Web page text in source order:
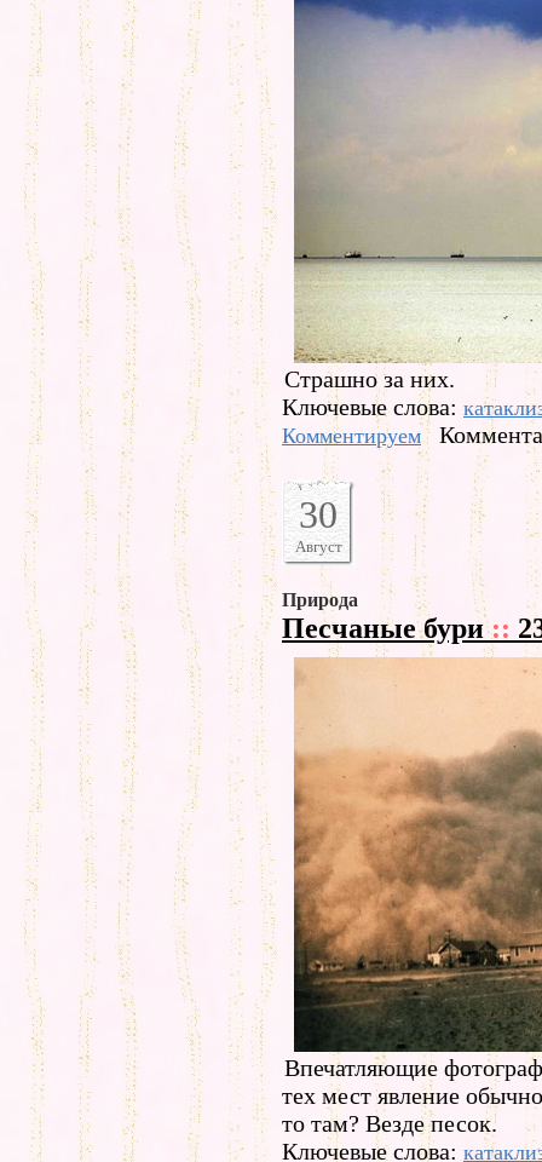
Страшно за них.
Ключевые слова:
Комментируем
30
Август
Природа
Песчаные бури::
Впечатляющие
тех мест явление
то там? Везде песок.
Ключевые слова: